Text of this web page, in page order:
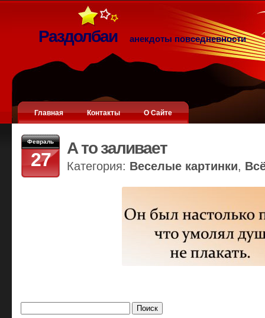
Раздолбаи анекдоты повседневности
Главная Контакты О Сайте
Февраль
27
А то заливает
Категория: Веселые картинки,